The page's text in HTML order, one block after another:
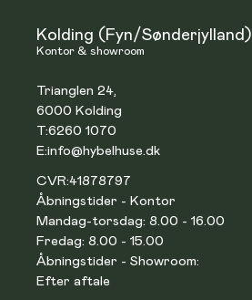
Kolding (Fyn/Sønderjylland)
Kontor & showroom
Trianglen 24,
6000 Kolding
T:6260 1070
E:info@hybelhuse.dk
CVR:41878797
Åbningstider - Kontor
Mandag-torsdag: 8.00 - 16.00
Fredag: 8.00 - 15.00
Åbningstider - Showroom:
Efter aftale